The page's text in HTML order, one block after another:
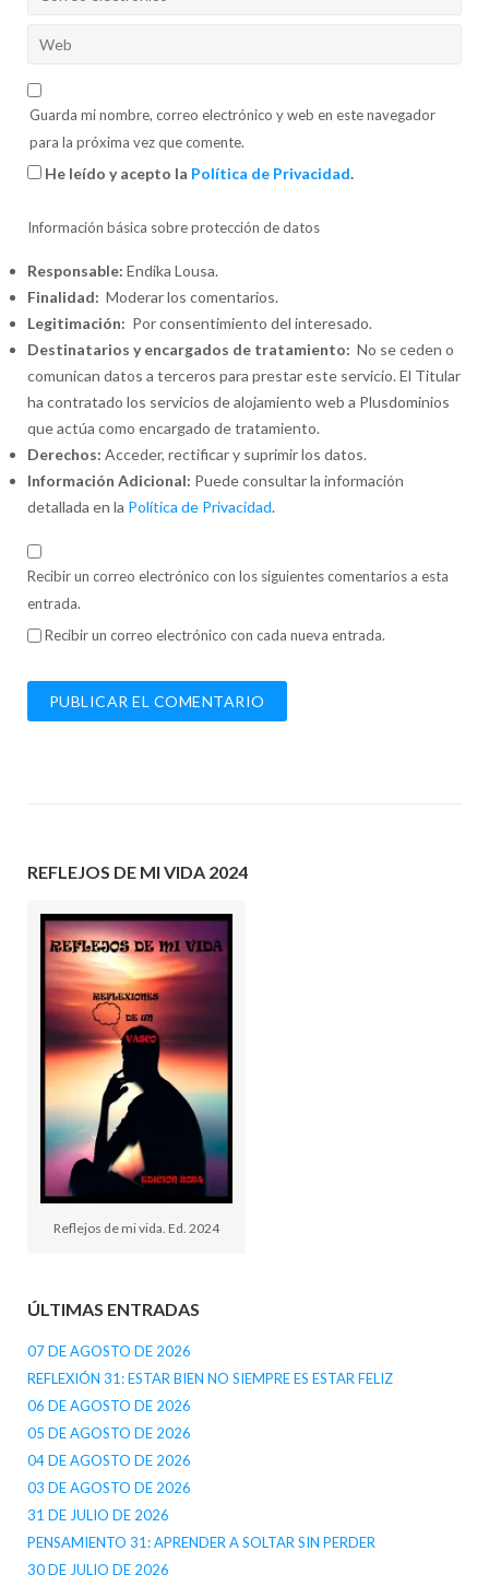
Guarda mi nombre, correo electrónico y web en este navegador
para la próxima vez que comente.
He leído y acepto la Política de Privacidad.
Información básica sobre protección de datos
Responsable: Endika Lousa.
Finalidad: Moderar los comentarios.
Legitimación: Por consentimiento del interesado.
Destinatarios y encargados de tratamiento: No se ceden o
comunican datos a terceros para prestar este servicio. El Titular
ha contratado los servicios de alojamiento web a Plusdominios
que actúa como encargado de tratamiento.
Derechos: Acceder, rectificar y suprimir los datos.
Información Adicional: Puede consultar la información
detallada en la Política de Privacidad.
Recibir un correo electrónico con los siguientes comentarios a esta
entrada.
Recibir un correo electrónico con cada nueva entrada.
REFLEJOS DE MI VIDA 2024
Reflejos de mi vida. Ed. 2024
ÚLTIMAS ENTRADAS
07 DE AGOSTO DE 2026
REFLEXIÓN 31: ESTAR BIEN NO SIEMPRE ES ESTAR FELIZ
06 DE AGOSTO DE 2026
05 DE AGOSTO DE 2026
04 DE AGOSTO DE 2026
03 DE AGOSTO DE 2026
31 DE JULIO DE 2026
PENSAMIENTO 31: APRENDER A SOLTAR SIN PERDER
30 DE JULIO DE 2026